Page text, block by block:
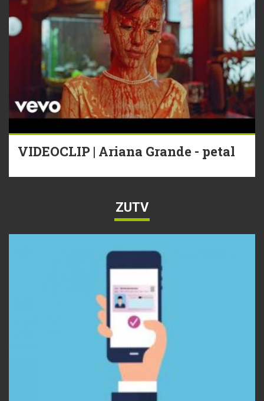
VIDEOCLIP | Ariana Grande - petal
ZUTV